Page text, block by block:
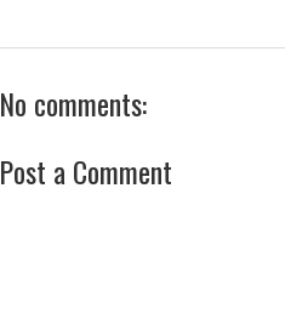
No comments:
Post a Comment